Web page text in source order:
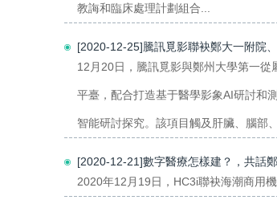
教誨和臨床處理計劃組合...
[2020-12-25]騰訊覓影聯袂鄭大一附院
12月20日，騰訊覓影與鄭州大學第一
平臺，配合打造基于醫學影象AI研討和
智能研討探究。該項目觸及肝臟、腦部
[2020-12-21]數字醫療怎樣建？，共話
2020年12月19日，HC3i聯袂海潮商用